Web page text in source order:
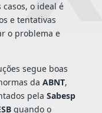
o ideal é
e tentativas
o problema e
segue boas
da ABNT,
pela Sabesp
quando o